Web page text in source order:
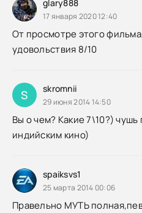
glary888
17 января 2020 12:40
От просмотре этого
удовольствия 8/10
S skromnii
29 июня 2014 14:50
Вы о чем? Какие 7\10?) чушь
индийским кино)
spaiksvs1
25 марта 2014 00:06
Правельно МУТЬ